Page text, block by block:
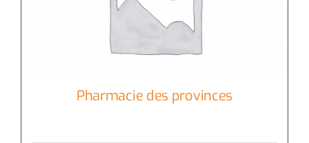
Pharmacie des provinces